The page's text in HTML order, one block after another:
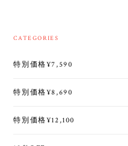
CATEGORIES
特別価格¥7,590
特別価格¥8,690
特別価格¥12,100